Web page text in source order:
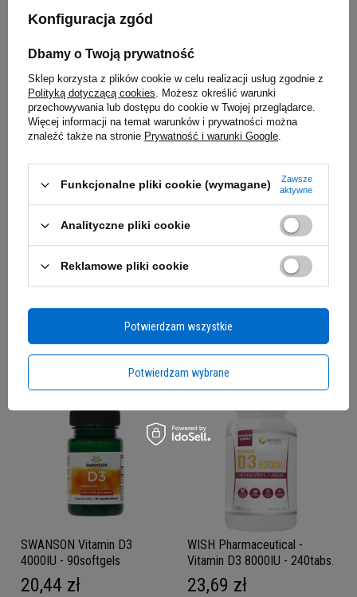
5.00 (12)
Kup teraz -wysyłka w poniedziałek Kup teraz -
240softgels
Puritan's Pride Vitamin D3
50µg (2000 IU) - 200softgels.
5.00 (18)
PROMOCJA WYRÓŻNIONY
42,59 zł
SWANSON Vitamin D3
4000IU - 90softgels
20,44 zł
WISH Pharmaceutical -
Vitamin D3 8000IU - 240tabs.
23,69 zł
Konfiguracja zgód
Dbamy o Twoją prywatność
Sklep korzysta z plików cookie w celu realizacji usług zgodnie z
Polityką dotyczącą cookies. Możesz określić warunki
przechowywania lub dostępu do cookie w Twojej przeglądarce.
Więcej informacji na temat warunków i prywatności można
znaleźć także na stronie Prywatność i warunki Google.
Funkcjonalne pliki cookie (wymagane)
Zawsze
aktywne
Analityczne pliki cookie
Reklamowe pliki cookie
Potwierdzam wybrane
Potwierdzam wszystkie